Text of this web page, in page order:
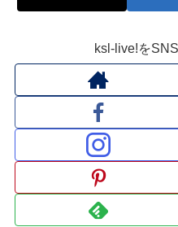
ksl-live!を